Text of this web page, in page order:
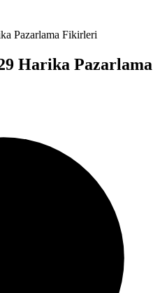
Pazarlama Fikirleri
Harika Pazarlama